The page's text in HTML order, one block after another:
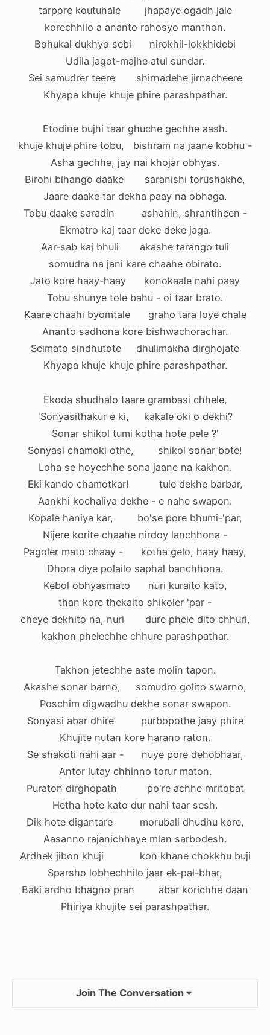
tarpore koutuhale jhapaye ogadh jale
korechhilo a ananto rahosyo manthon.
Bohukal dukhyo sebi nirokhil-lokkhidebi
Udila jagot-majhe atul sundar.
Sei samudrer teere shirnadehe jirnacheere
Khyapa khuje khuje phire parashpathar.
Etodine bujhi taar ghuche gechhe aash.
khuje khuje phire tobu, bishram na jaane kobhu -
Asha gechhe, jay nai khojar obhyas.
Birohi bihango daake saranishi torushakhe,
Jaare daake tar dekha paay na obhaga.
Tobu daake saradin ashahin, shrantiheen -
Ekmatro kaj taar deke deke jaga.
Aar-sab kaj bhuli akashe tarango tuli
somudra na jani kare chaahe obirato.
Jato kore haay-haay konokaale nahi paay
Tobu shunye tole bahu - oi taar brato.
Kaare chaahi byomtale graho tara loye chale
Ananto sadhona kore bishwachorachar.
Seimato sindhutote dhulimakha dirghojate
Khyapa khuje khuje phire parashpathar.
Ekoda shudhalo taare grambasi chhele,
'Sonyasithakur e ki, kakale oki o dekhi?
Sonar shikol tumi kotha hote pele ?'
Sonyasi chamoki othe, shikol sonar bote!
Loha se hoyechhe sona jaane na kakhon.
Eki kando chamotkar! tule dekhe barbar,
Aankhi kochaliya dekhe - e nahe swapon.
Kopale haniya kar, bo'se pore bhumi-'par,
Nijere korite chaahe nirdoy lanchhona -
Pagoler mato chaay - kotha gelo, haay haay,
Dhora diye polailo saphal banchhona.
Kebol obhyasmato nuri kuraito kato,
than kore thekaito shikoler 'par -
cheye dekhito na, nuri dure phele dito chhuri,
kakhon phelechhe chhure parashpathar.
Takhon jetechhe aste molin tapon.
Akashe sonar barno, somudro golito swarno,
Poschim digwadhu dekhe sonar swapon.
Sonyasi abar dhire purbopothe jaay phire
Khujite nutan kore harano raton.
Se shakoti nahi aar - nuye pore dehobhaar,
Antor lutay chhinno torur maton.
Puraton dirghopath po're achhe mritobat
Hetha hote kato dur nahi taar sesh.
Dik hote digantare morubali dhudhu kore,
Aasanno rajanichhaye mlan sarbodesh.
Ardhek jibon khuji kon khane chokkhu buji
Sparsho lobhechhilo jaar ek-pal-bhar,
Baki ardho bhagno pran abar korichhe daan
Phiriya khujite sei parashpathar.
Join The Conversation